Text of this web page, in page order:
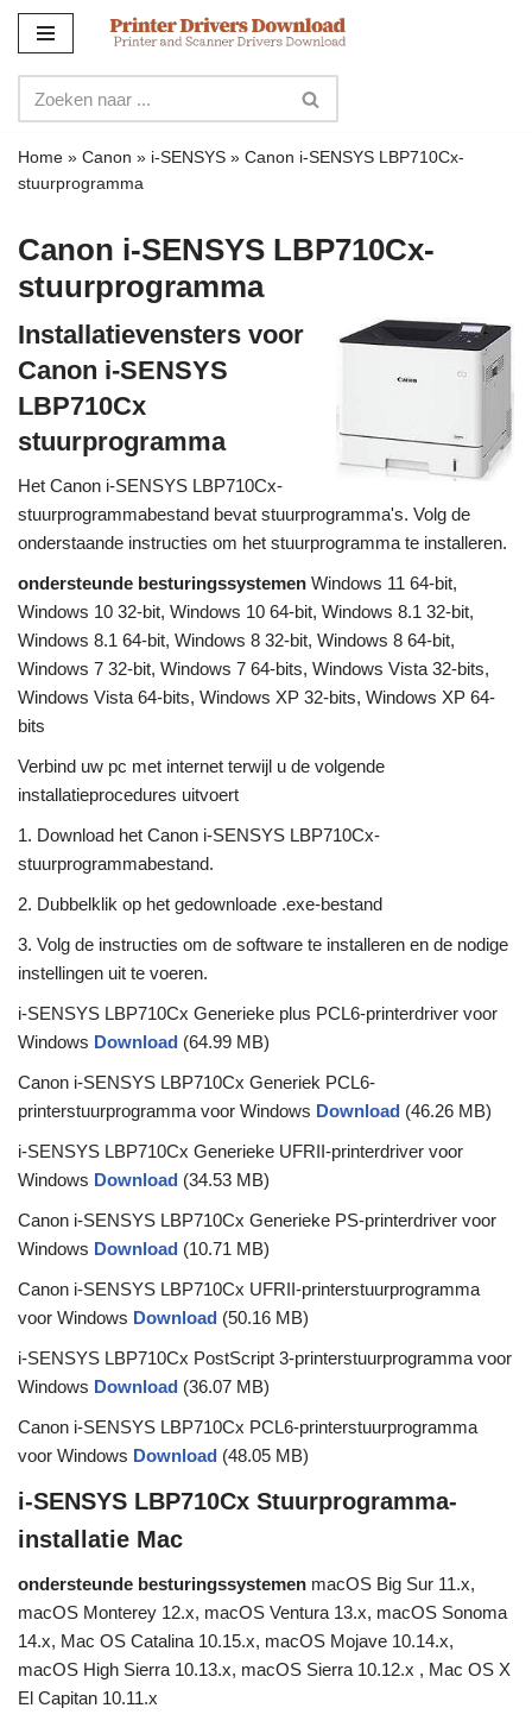
naar
de
inhoud
Home » Canon » i-SENSYS » Canon i-SENSYS LBP710Cx-
stuurprogramma
Canon i-SENSYS LBP710Cx-
stuurprogramma
Installatievensters voor
Canon i-SENSYS
LBP710Cx
stuurprogramma
Het Canon i-SENSYS LBP710Cx-
stuurprogrammabestand bevat stuurprogramma's. Volg de
onderstaande instructies om het stuurprogramma te installeren.
ondersteunde besturingssystemen Windows 11 64-bit,
Windows 10 32-bit, Windows 10 64-bit, Windows 8.1 32-bit,
Windows 8.1 64-bit, Windows 8 32-bit, Windows 8 64-bit,
Windows 7 32-bit, Windows 7 64-bits, Windows Vista 32-bits,
Windows Vista 64-bits, Windows XP 32-bits, Windows XP 64-
bits
Verbind uw pc met internet terwijl u de volgende
installatieprocedures uitvoert
1. Download het Canon i-SENSYS LBP710Cx-
stuurprogrammabestand.
2. Dubbelklik op het gedownloade .exe-bestand
3. Volg de instructies om de software te installeren en de nodige
instellingen uit te voeren.
i-SENSYS LBP710Cx Generieke plus PCL6-printerdriver voor
Windows Download (64.99 MB)
Canon i-SENSYS LBP710Cx Generiek PCL6-
printerstuurprogramma voor Windows Download (46.26 MB)
i-SENSYS LBP710Cx Generieke UFRII-printerdriver voor
Windows Download (34.53 MB)
Canon i-SENSYS LBP710Cx Generieke PS-printerdriver voor
Windows Download (10.71 MB)
Canon i-SENSYS LBP710Cx UFRII-printerstuurprogramma
voor Windows Download (50.16 MB)
i-SENSYS LBP710Cx PostScript 3-printerstuurprogramma voor
Windows Download (36.07 MB)
Canon i-SENSYS LBP710Cx PCL6-printerstuurprogramma
voor Windows Download (48.05 MB)
i-SENSYS LBP710Cx Stuurprogramma-
installatie Mac
ondersteunde besturingssystemen macOS Big Sur 11.x,
macOS Monterey 12.x, macOS Ventura 13.x, macOS Sonoma
14.x, Mac OS Catalina 10.15.x, macOS Mojave 10.14.x,
macOS High Sierra 10.13.x, macOS Sierra 10.12.x , Mac OS X
El Capitan 10.11.x